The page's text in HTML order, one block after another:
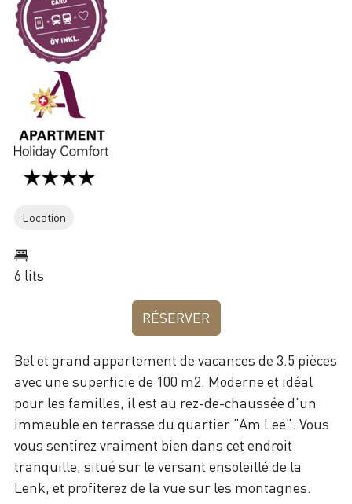
Location
6 lits
RÉSERVER
Bel et grand appartement de vacances de 3.5 pièces
avec une superficie de 100 m2. Moderne et idéal
pour les familles, il est au rez-de-chaussée d'un
immeuble en terrasse du quartier "Am Lee". Vous
vous sentirez vraiment bien dans cet endroit
tranquille, situé sur le versant ensoleillé de la
Lenk, et profiterez de la vue sur les montagnes.